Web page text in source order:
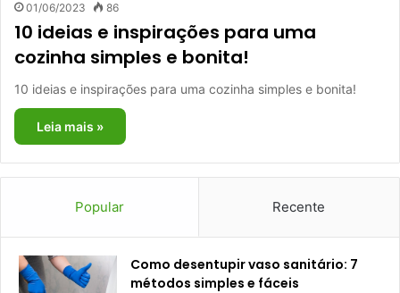
01/06/2023 86
10 ideias e inspirações para uma
cozinha simples e bonita!
10 ideias e inspirações para uma cozinha simples e bonita!
Leia mais »
Popular Recente
Como desentupir vaso sanitário: 7
métodos simples e fáceis